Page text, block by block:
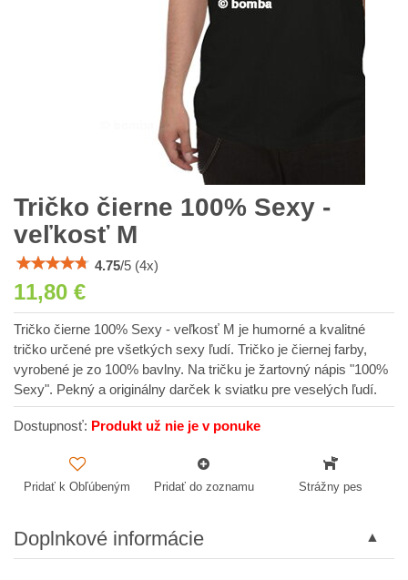
Tričko čierne 100% Sexy -
veľkosť M
4.75/5 (4x)
11,80 €
Tričko čierne 100% Sexy - veľkosť M je humorné a kvalitné
tričko určené pre všetkých sexy ľudí. Tričko je čiernej farby,
vyrobené je zo 100% bavlny. Na tričku je žartovný nápis "100%
Sexy". Pekný a originálny darček k sviatku pre veselých ľudí.
Dostupnosť: Produkt už nie je v ponuke
Pridať k Obľúbeným Pridať do zoznamu Strážny pes
Doplnkové informácie